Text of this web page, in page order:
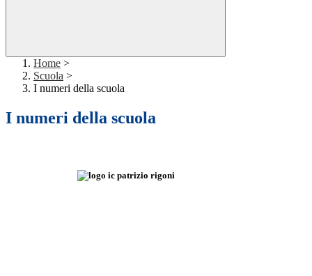
Home >
Scuola >
I numeri della scuola
I numeri della scuola